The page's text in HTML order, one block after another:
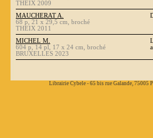
THEIX 2009
MAUCHERAT A.
68 p, 21 x 29,5 cm, broché
THEIX 2011
MICHEL M.
604 p, 14 pl, 17 x 24 cm, broché
BRUXELLES 2023
Librairie Cybele - 65 bis rue Galande, 75005